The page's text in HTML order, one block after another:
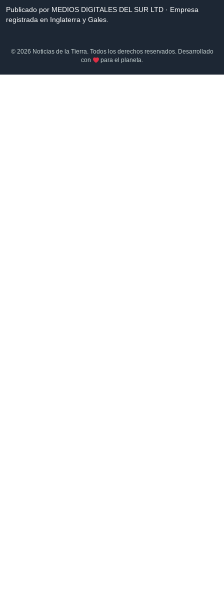
Publicado por MEDIOS DIGITALES DEL SUR LTD · Empresa
registrada en Inglaterra y Gales.
© 2026 Noticias de la Tierra. Todos los derechos reservados. Desarrollado
con
para el planeta.